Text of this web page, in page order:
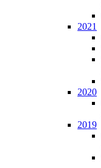
2021
2020
2019